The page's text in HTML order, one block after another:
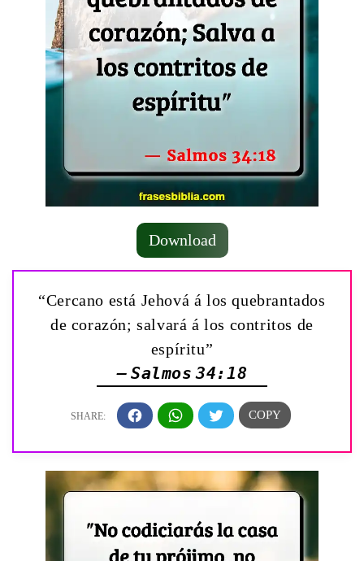
Download
“Cercano está Jehová á los quebrantados
de corazón; salvará á los contritos de
espíritu”
— Salmos 34:18